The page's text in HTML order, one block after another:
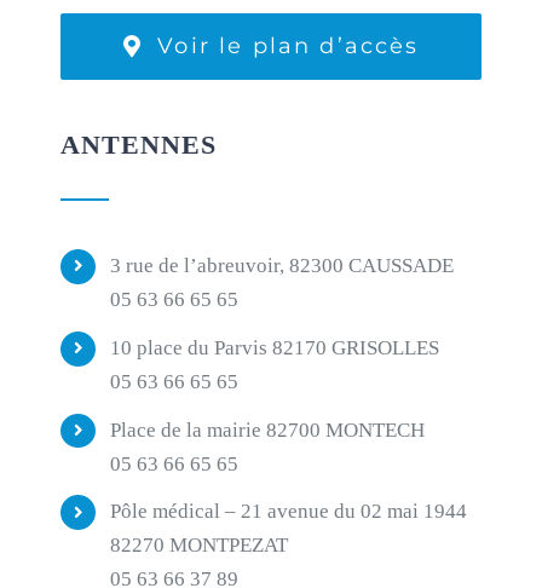
Voir le plan d’accès
ANTENNES
3 rue de l’abreuvoir, 82300 CAUSSADE
05 63 66 65 65
10 place du Parvis 82170 GRISOLLES
05 63 66 65 65
Place de la mairie 82700 MONTECH
05 63 66 65 65
Pôle médical – 21 avenue du 02 mai 1944
82270 MONTPEZAT
05 63 66 37 89